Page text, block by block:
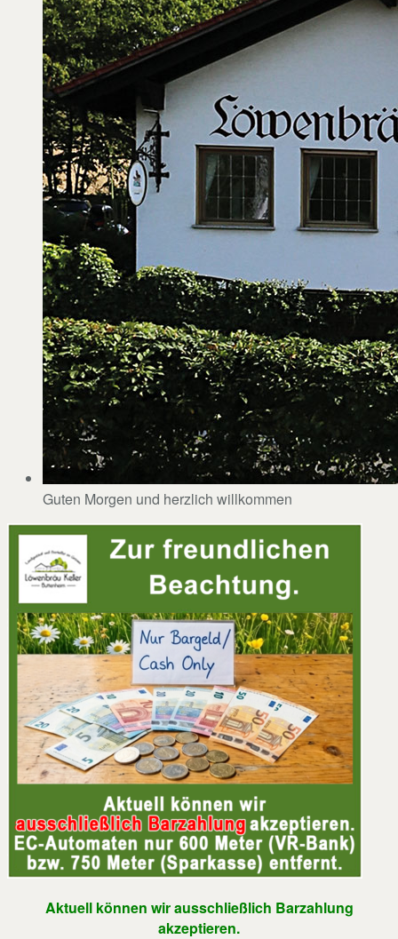
Guten Morgen und herzlich willkommen
Aktuell können wir ausschließlich Barzahlung
akzeptieren.